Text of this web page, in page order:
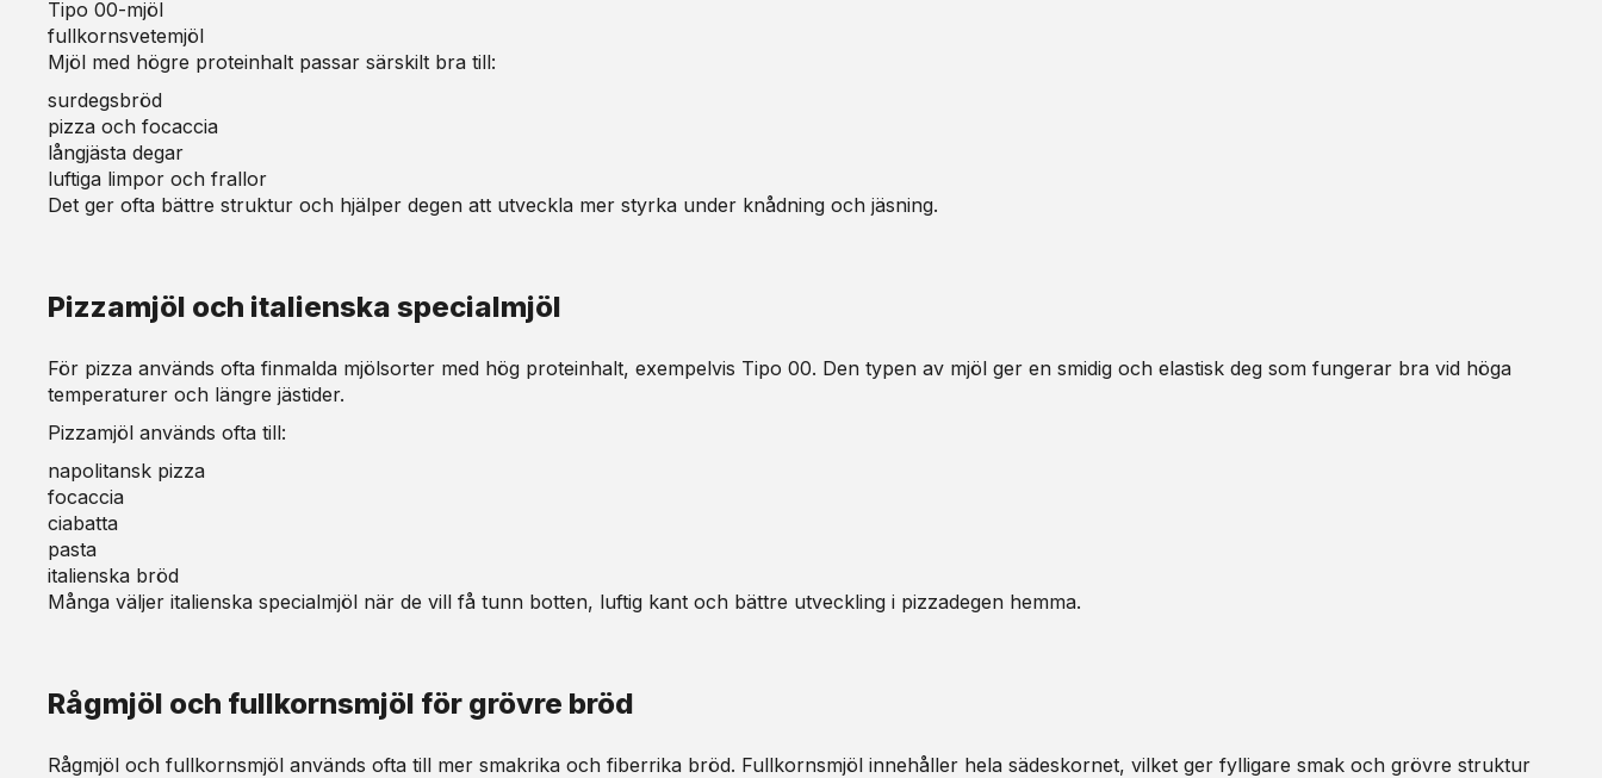
Tipo 00-mjöl
fullkornsvetemjöl
Mjöl med högre proteinhalt passar särskilt bra till:
surdegsbröd
pizza och focaccia
långjästa degar
luftiga limpor och frallor
Det ger ofta bättre struktur och hjälper degen att utveckla mer styrka under knådning och jäsning.
Pizzamjöl och italienska specialmjöl
För pizza används ofta finmalda mjölsorter med hög proteinhalt, exempelvis Tipo 00. Den typen av mjöl ger en smidig och elastisk deg som fungerar bra vid höga
temperaturer och längre jästider.
Pizzamjöl används ofta till:
napolitansk pizza
focaccia
ciabatta
pasta
italienska bröd
Många väljer italienska specialmjöl när de vill få tunn botten, luftig kant och bättre utveckling i pizzadegen hemma.
Rågmjöl och fullkornsmjöl för grövre bröd
Rågmjöl och fullkornsmjöl används ofta till mer smakrika och fiberrika bröd. Fullkornsmjöl innehåller hela sädeskornet, vilket ger fylligare smak och grövre struktur